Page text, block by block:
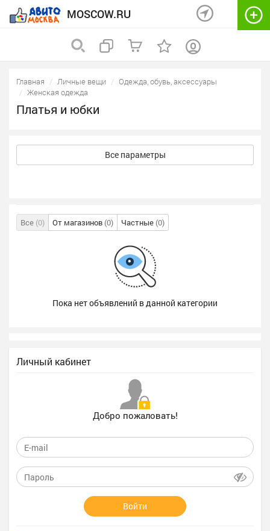
MOSCOW.RU
Главная Личные вещи
Одежда, обувь, аксессуары
Женская одежда
Платья и юбки
Все параметры
Все (0) От магазинов (0) Частные (0)
Пока нет объявлений в данной категории
Личный кабинет
Добро пожаловать!
Войти